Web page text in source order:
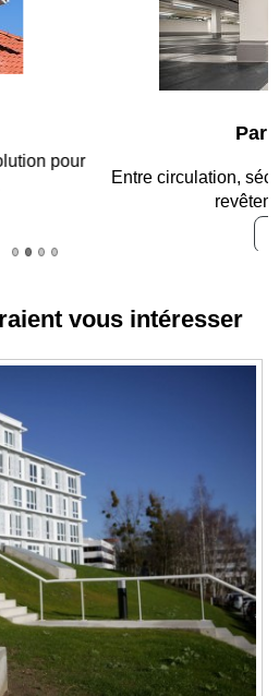
des accès, durabilité des
vous intéresser